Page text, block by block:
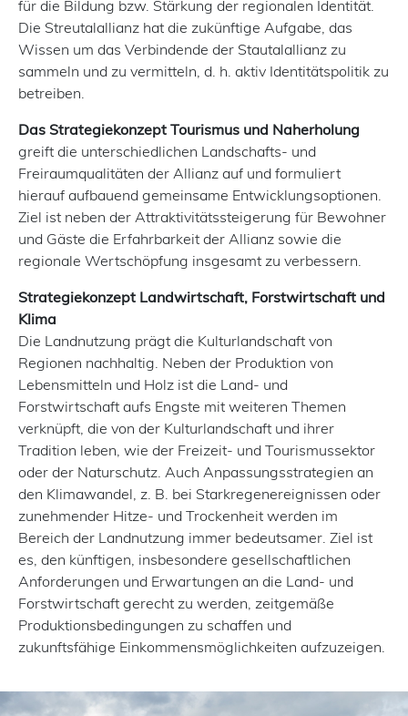
für die Bildung bzw. Stärkung der regionalen Identität.
Die Streutalallianz hat die zukünftige Aufgabe, das
Wissen um das Verbindende der Stautalallianz zu
sammeln und zu vermitteln, d. h. aktiv Identitätspolitik zu
betreiben.
Das Strategiekonzept Tourismus und Nah­erholung
greift die unterschiedlichen Landschafts- und
Freiraumqualitäten der Allianz auf und formuliert
hierauf aufbauend gemeinsame Entwicklungsoptionen.
Ziel ist neben der Attraktivitätssteigerung für Bewohner
und Gäste die Erfahrbarkeit der Allianz sowie die
regionale Wertschöpfung insgesamt zu verbessern.
Strategiekonzept Landwirtschaft, Forstwirtschaft und
Klima
Die Landnutzung prägt die Kulturlandschaft von
Regionen nachhaltig. Neben der Produktion von
Lebensmitteln und Holz ist die Land- und
Forstwirtschaft aufs Engste mit weiteren Themen
verknüpft, die von der Kulturlandschaft und ihrer
Tradition leben, wie der Freizeit- und Tourismussektor
oder der Naturschutz. Auch Anpassungsstrategien an
den Klimawandel, z. B. bei Starkregenereignissen oder
zunehmender Hitze- und Trockenheit werden im
Bereich der Landnutzung immer bedeutsamer. Ziel ist
es, den künftigen, insbesondere gesellschaftlichen
Anforderungen und Erwartungen an die Land- und
Forstwirtschaft gerecht zu werden, zeitgemäße
Produktionsbedingungen zu schaffen und
zukunftsfähige Einkommensmöglichkeiten aufzuzeigen.